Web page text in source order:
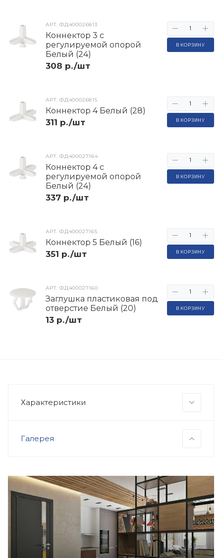
АРТ.ФД400027160
Заглушка пластиковая под
отверстие Белый (20)
13 р./шт
В КОРЗИНУ
АРТ.ФД400027165
Коннектор 5 Белый (16)
351 р./шт В КОРЗИНУ
АРТ.ФД400027164
Коннектор 4 с
регулируемой опорой
Белый (24)
337 р./шт
В КОРЗИНУ
АРТ.ФД400026815
Коннектор 4 Белый (28)
311 р./шт В КОРЗИНУ
АРТ.ФД400026813
Коннектор 3 с
регулируемой опорой
Белый (24)
308 р./шт
В КОРЗИНУ
Характеристики
Галерея